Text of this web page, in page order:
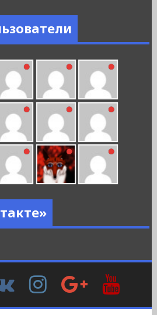
Контакте
InstagramGoogle
Plus